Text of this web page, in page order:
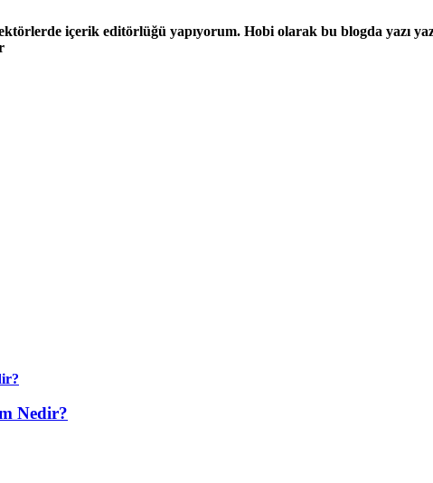
içerik editörlüğü yapıyorum. Hobi olarak bu blogda yazı
Nedir?